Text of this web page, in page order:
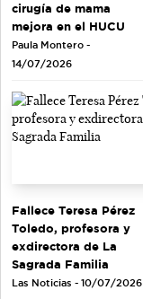
cirugía de mama
mejora en el HUCU
Paula Montero -
14/07/2026
Fallece Teresa Pérez
Toledo, profesora y
exdirectora de La
Sagrada Familia
Las Noticias - 10/07/2026